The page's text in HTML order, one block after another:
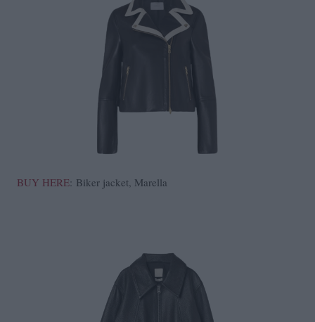
BUY HERE: Biker jacket, Marella